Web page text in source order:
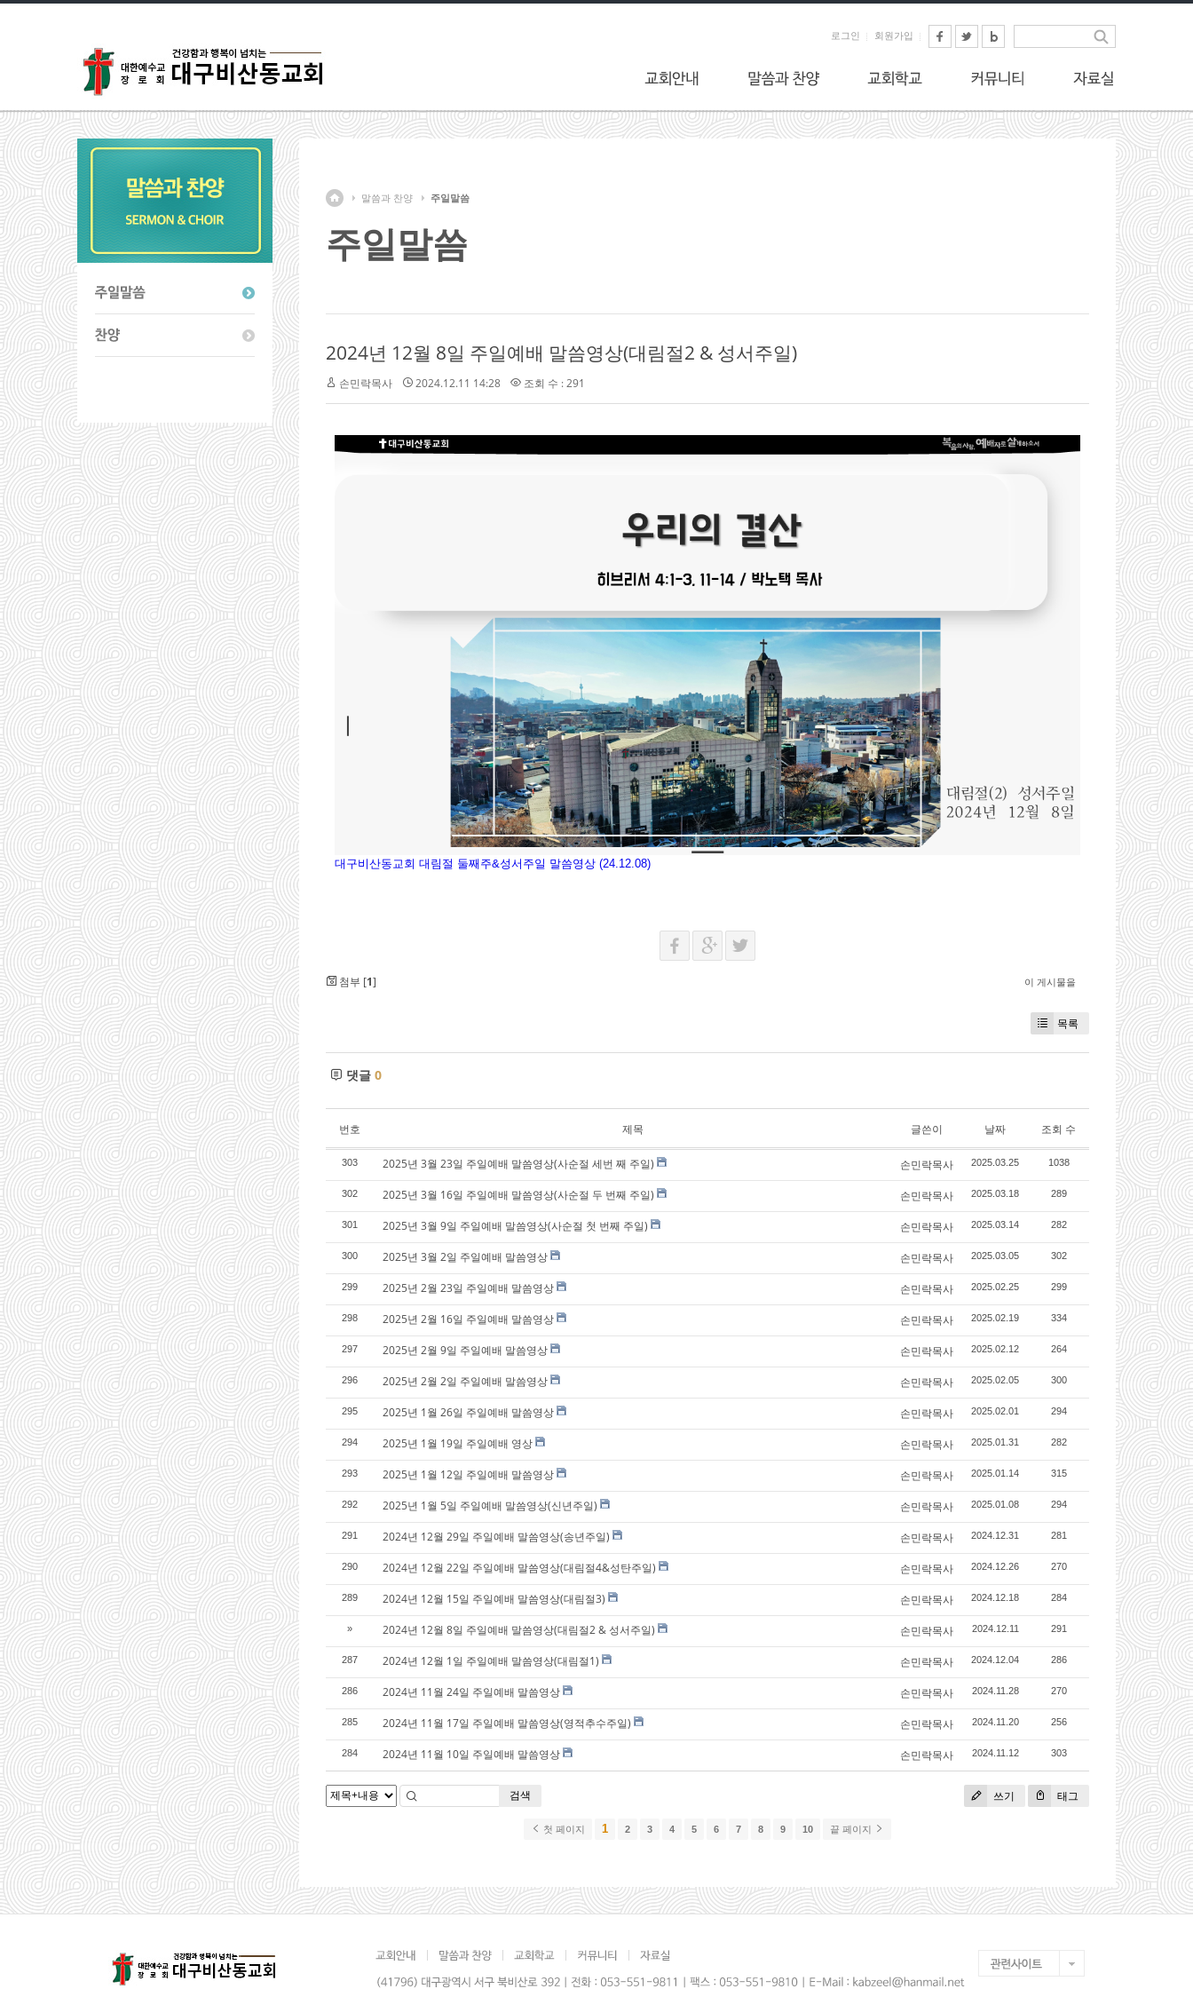
로그인 회원가입
말씀과 찬양 주일말씀
주일말씀
2024년 12월 8일 주일예배 말씀영상(대림절2 & 성서주일)
손민락목사 2024.12.11 14:28 조회 수 : 291
대구비산동교회 대림절 둘째주&성서주일 말씀영상 (24.12.08)
첨부 [1] 이 게시물을
목록
댓글 0
번호 제목 글쓴이 날짜 조회 수
303 2025년 3월 23일 주일예배 말씀영상(사순절 세번 째 주일) 손민락목사 2025.03.25 1038
302 2025년 3월 16일 주일예배 말씀영상(사순절 두 번째 주일) 손민락목사 2025.03.18 289
301 2025년 3월 9일 주일예배 말씀영상(사순절 첫 번째 주일) 손민락목사 2025.03.14 282
300 2025년 3월 2일 주일예배 말씀영상 손민락목사 2025.03.05 302
299 2025년 2월 23일 주일예배 말씀영상 손민락목사 2025.02.25 299
298 2025년 2월 16일 주일예배 말씀영상 손민락목사 2025.02.19 334
297 2025년 2월 9일 주일예배 말씀영상 손민락목사 2025.02.12 264
296 2025년 2월 2일 주일예배 말씀영상 손민락목사 2025.02.05 300
295 2025년 1월 26일 주일예배 말씀영상 손민락목사 2025.02.01 294
294 2025년 1월 19일 주일예배 영상 손민락목사 2025.01.31 282
293 2025년 1월 12일 주일예배 말씀영상 손민락목사 2025.01.14 315
292 2025년 1월 5일 주일예배 말씀영상(신년주일) 손민락목사 2025.01.08 294
291 2024년 12월 29일 주일예배 말씀영상(송년주일) 손민락목사 2024.12.31 281
290 2024년 12월 22일 주일예배 말씀영상(대림절4&성탄주일) 손민락목사 2024.12.26 270
289 2024년 12월 15일 주일예배 말씀영상(대림절3) 손민락목사 2024.12.18 284
» 2024년 12월 8일 주일예배 말씀영상(대림절2 & 성서주일) 손민락목사 2024.12.11 291
287 2024년 12월 1일 주일예배 말씀영상(대림절1) 손민락목사 2024.12.04 286
286 2024년 11월 24일 주일예배 말씀영상 손민락목사 2024.11.28 270
285 2024년 11월 17일 주일예배 말씀영상(영적추수주일) 손민락목사 2024.11.20 256
284 2024년 11월 10일 주일예배 말씀영상 손민락목사 2024.11.12 303
쓰기 태그
검색
첫 페이지 1 2 3 4 5 6 7 8 9 10 끝 페이지